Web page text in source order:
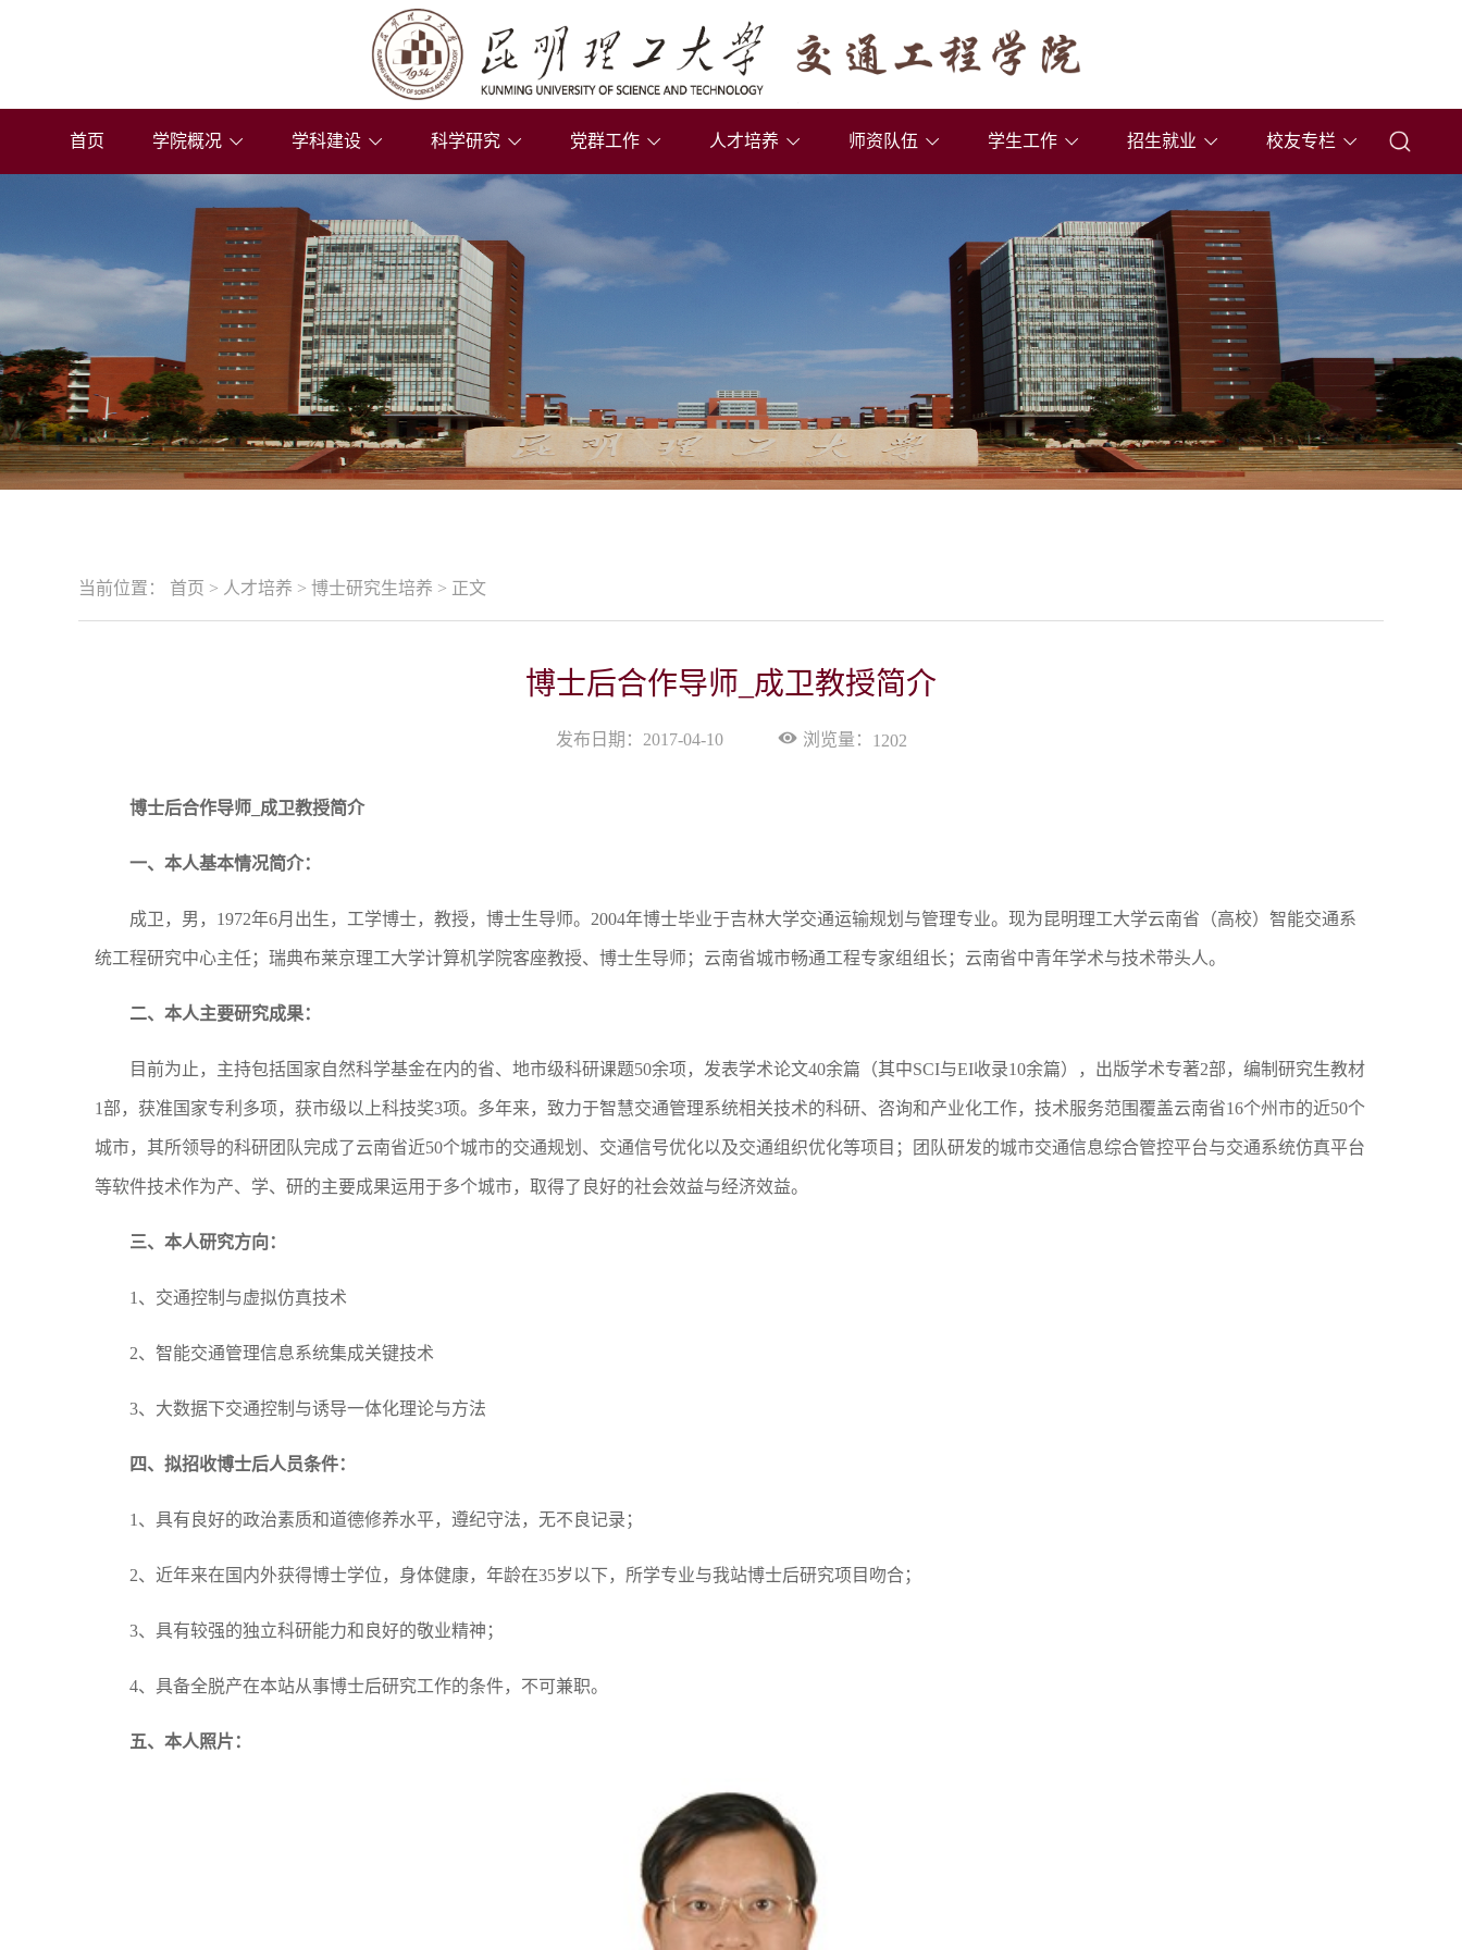
首页 学院概况 学科建设 科学研究 党群工作 人才培养 师资队伍 学生工作 招生就业 校友专栏
当前位置： 首页 > 人才培养 > 博士研究生培养 > 正文
博士后合作导师_成卫教授简介
发布日期：2017-04-10 浏览量： 1202
博士后合作导师 成卫教授简介
一、本人基本情况简介：
成卫，男，1972年6月出生，工学博士，教授，博士生导师。2004年博士毕业于吉林大学交通运输规划与管理专业。现为昆明理工大学云南省（高校）智能交通系
统工程研究中心主任；瑞典布莱京理工大学计算机学院客座教授、博士生导师；云南省城市畅通工程专家组组长；云南省中青年学术与技术带头人。
二、本人主要研究成果：
目前为止，主持包括国家自然科学基金在内的省、地市级科研课题50余项，发表学术论文40余篇（其中SCI与EI收录10余篇），出版学术专著2部，编制研究生教材
1部，获准国家专利多项，获市级以上科技奖3项。多年来，致力于智慧交通管理系统相关技术的科研、咨询和产业化工作，技术服务范围覆盖云南省16个州市的近50个
城市，其所领导的科研团队完成了云南省近50个城市的交通规划、交通信号优化以及交通组织优化等项目；团队研发的城市交通信息综合管控平台与交通系统仿真平台
等软件技术作为产、学、研的主要成果运用于多个城市，取得了良好的社会效益与经济效益。
三、本人研究方向：
1、交通控制与虚拟仿真技术
2、智能交通管理信息系统集成关键技术
3、大数据下交通控制与诱导一体化理论与方法
四、拟招收博士后人员条件：
1、具有良好的政治素质和道德修养水平，遵纪守法，无不良记录；
2、近年来在国内外获得博士学位，身体健康，年龄在35岁以下，所学专业与我站博士后研究项目吻合；
3、具有较强的独立科研能力和良好的敬业精神；
4、具备全脱产在本站从事博士后研究工作的条件，不可兼职。
五、本人照片：